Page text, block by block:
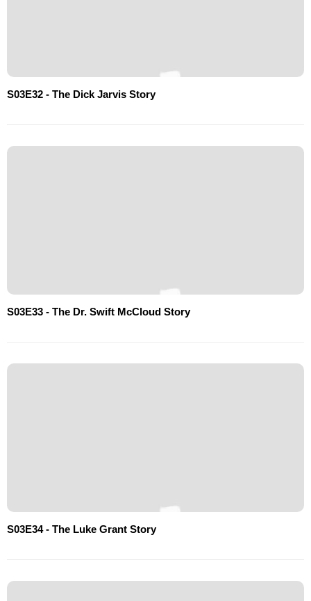
S03E32 - The Dick Jarvis Story
S03E33 - The Dr. Swift McCloud Story
S03E34 - The Luke Grant Story